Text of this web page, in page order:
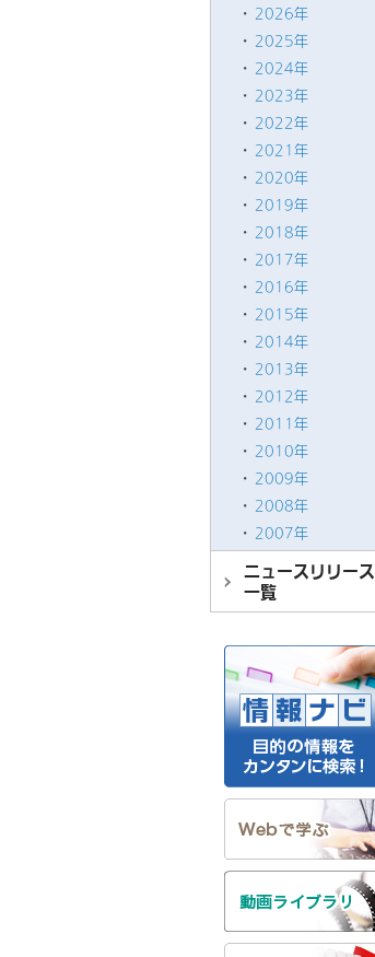
2026年
2025年
2024年
2023年
2022年
2021年
2020年
2019年
2018年
2017年
2016年
2015年
2014年
2013年
2012年
2011年
2010年
2009年
2008年
2007年
ニュースリリース
一覧